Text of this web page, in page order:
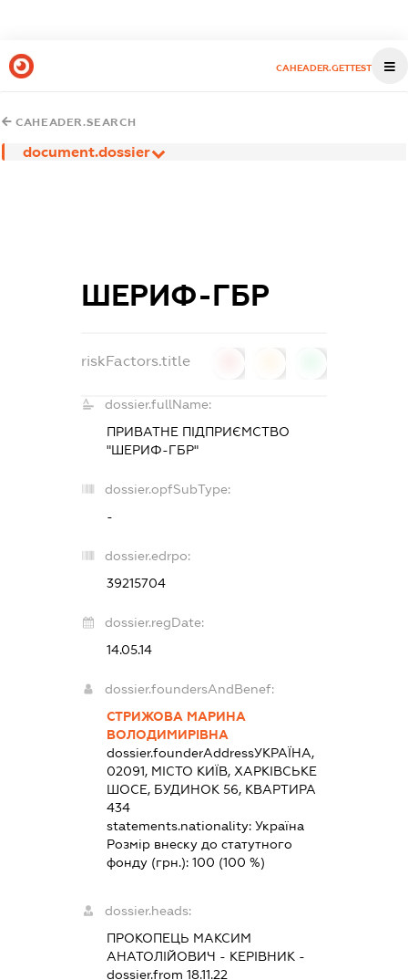
CAHEADER.GETTEST
CAHEADER.SEARCH
document.dossier
ШЕРИФ-ГБР
riskFactors.title
dossier.fullName:
ПРИВАТНЕ ПІДПРИЄМСТВО
"ШЕРИФ-ГБР"
dossier.opfSubType:
-
dossier.edrpo:
39215704
dossier.regDate:
14.05.14
dossier.foundersAndBenef:
СТРИЖОВА МАРИНА
ВОЛОДИМИРІВНА
dossier.founderAddressУКРАЇНА,
02091, МІСТО КИЇВ, ХАРКІВСЬКЕ
ШОСЕ, БУДИНОК 56, КВАРТИРА
434
statements.nationality: Україна
Розмір внеску до статутного
фонду (грн.): 100 (100 %)
dossier.heads:
ПРОКОПЕЦЬ МАКСИМ
АНАТОЛІЙОВИЧ - КЕРІВНИК -
dossier.from 18.11.22